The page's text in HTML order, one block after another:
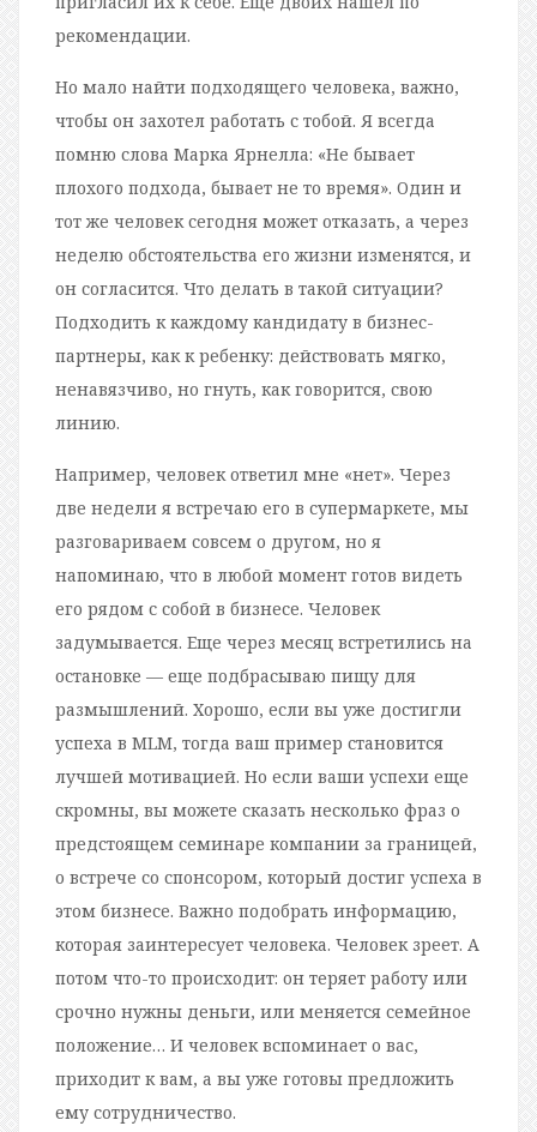
рекомендации.
Но мало найти подходящего человека, важно,
чтобы он захотел работать с тобой. Я всегда
помню слова Марка Ярнелла: «Не бывает
плохого подхода, бывает не то время». Один и
тот же человек сегодня может отказать, а через
неделю обстоятельства его жизни изменятся, и
он согласится. Что делать в такой ситуации?
Подходить к каждому кандидату в бизнес-
партнеры, как к ребенку: действовать мягко,
ненавязчиво, но гнуть, как говорится, свою
линию.
Например, человек ответил мне «нет». Через
две недели я встречаю его в супермаркете, мы
разговариваем совсем о другом, но я
напоминаю, что в любой момент готов видеть
его рядом с собой в бизнесе. Человек
задумывается. Еще через месяц встретились на
остановке — еще подбрасываю пищу для
размышлений. Хорошо, если вы уже достигли
успеха в MLM, тогда ваш пример становится
лучшей мотивацией. Но если ваши успехи еще
скромны, вы можете сказать несколько фраз о
предстоящем семинаре компании за границей,
о встрече со спонсором, который достиг успеха в
этом бизнесе. Важно подобрать информацию,
которая заинтересует человека. Человек зреет. А
потом что-то происходит: он теряет работу или
срочно нужны деньги, или меняется семейное
положение… И человек вспоминает о вас,
приходит к вам, а вы уже готовы предложить
ему сотрудничество.